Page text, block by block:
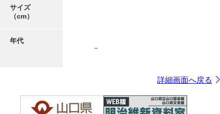
サイズ
（cm）
年代
－
詳細画面へ戻る